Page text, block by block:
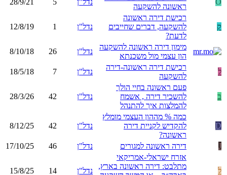
O
ראשונה להשקעה
נדל"ן 5
28/9/21
ק
רכישת דירה ראשונה
להשקעה, דברים שחייבים
לדעת?
נדל"ן 1
12/8/19
מימון דירה ראשונה להשקעה
הון עצמי מול משכנתא
נדל"ן 26
8/10/18
ל
רכישת דירה ראשונה-דירה
להשקעה
נדל"ן 7
18/5/18
ב
פעם ראשונה בחיי הולך
להשכיר דירה , אשמח
להמלצות איך להתנהל
נדל"ן 42
28/3/26
D
כמה % מההון העצמי מומלץ
להקדיש לקניית דירה
ראשונה?
נדל"ן 42
8/12/25
J דירה ראשונה למגורים נדל"ן 46
17/10/25
ל
אזרח ישראלי-אמריקאי
מתלבט: דירה ראשונה בארץ,
נדל"ן 14
15/8/25